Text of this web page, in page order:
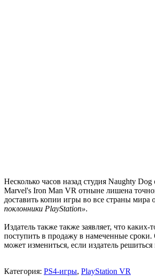
Несколько часов назад студия Naughty
Marvel's Iron Man VR отныне лишена
доставить копии игры во все страны
поклонники PlayStation».
Издатель также также заявляет, что
поступить в продажу в намеченные
может измениться, если издатель
Категория: PS4-игры, PlayStation VR